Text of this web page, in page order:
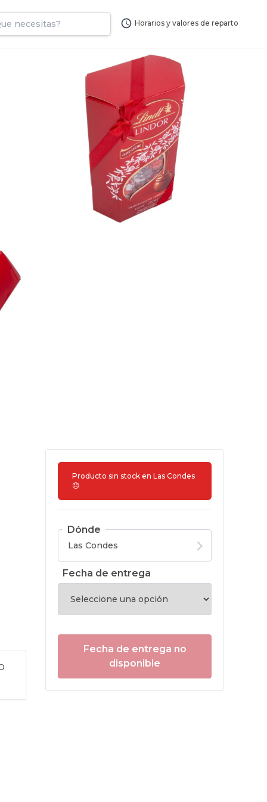
Horarios y valores de reparto
Producto sin stock en Las Condes
😞
Dónde
Fecha de entrega
Fecha de entrega no
disponible